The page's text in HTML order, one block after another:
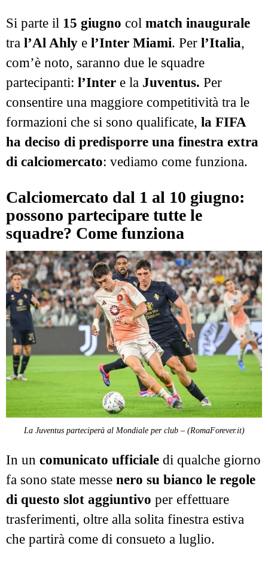
Si parte il 15 giugno col match inaugurale
tra l’Al Ahly e l’Inter Miami. Per l’Italia,
com’è noto, saranno due le squadre
partecipanti: l’Inter e la Juventus. Per
consentire una maggiore competitività tra le
formazioni che si sono qualificate, la FIFA
ha deciso di predisporre una finestra extra
di calciomercato: vediamo come funziona.
Calciomercato dal 1 al 10 giugno:
possono partecipare tutte le
squadre? Come funziona
La Juventus parteciperà al Mondiale per club – (RomaForever.it)
In un comunicato ufficiale di qualche giorno
fa sono state messe nero su bianco le regole
di questo slot aggiuntivo per effettuare
trasferimenti, oltre alla solita finestra estiva
che partirà come di consueto a luglio.